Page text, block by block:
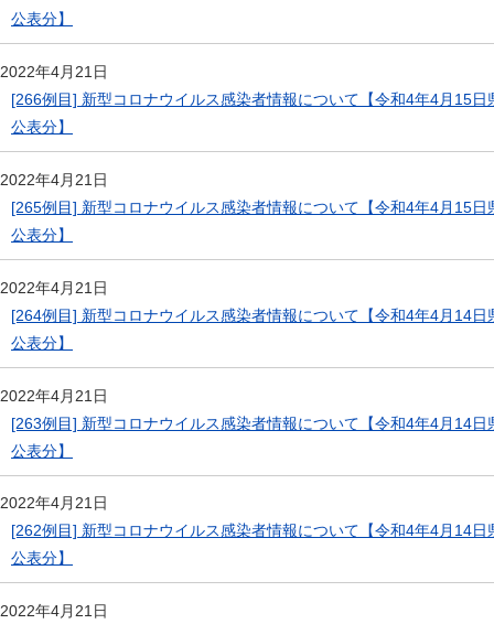
公表分】
2022年4月21日
[266例目] 新型コロナウイルス感染者情報について【令和4年4月15日
公表分】
2022年4月21日
[265例目] 新型コロナウイルス感染者情報について【令和4年4月15日
公表分】
2022年4月21日
[264例目] 新型コロナウイルス感染者情報について【令和4年4月14日
公表分】
2022年4月21日
[263例目] 新型コロナウイルス感染者情報について【令和4年4月14日
公表分】
2022年4月21日
[262例目] 新型コロナウイルス感染者情報について【令和4年4月14日
公表分】
2022年4月21日